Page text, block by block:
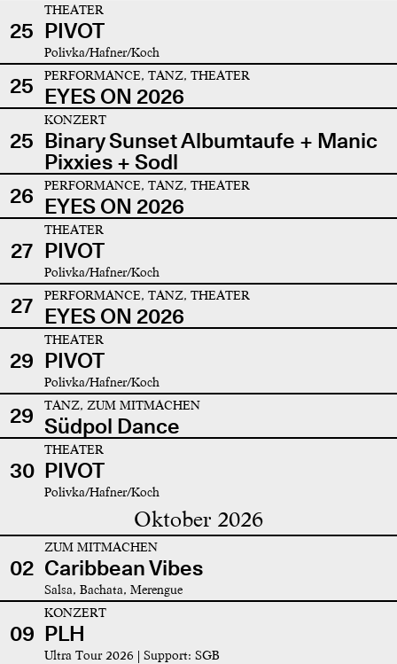
25
THEATER
PIVOT
Polivka/Hafner/Koch
25 PERFORMANCE, TANZ, THEATER
EYES ON 2026
25
KONZERT
Binary Sunset Albumtaufe + Manic
Pixxies + Sodl
26
PERFORMANCE, TANZ, THEATER
EYES ON 2026
27
THEATER
PIVOT
Polivka/Hafner/Koch
27 PERFORMANCE, TANZ, THEATER
EYES ON 2026
29
THEATER
PIVOT
Polivka/Hafner/Koch
29 TANZ, ZUM MITMACHEN
Südpol Dance
30
THEATER
PIVOT
Polivka/Hafner/Koch
Oktober 2026
02
ZUM MITMACHEN
Caribbean Vibes
Salsa, Bachata, Merengue
09
KONZERT
PLH
Ultra Tour 2026 | Support: SGB